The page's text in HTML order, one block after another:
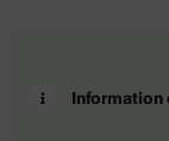
Information